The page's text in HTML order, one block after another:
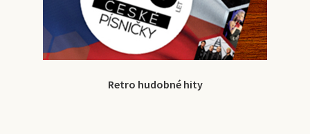
Retro hudobné hity